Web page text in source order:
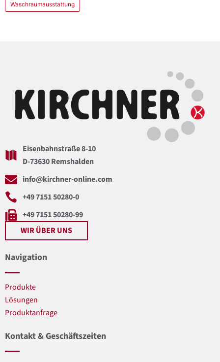
Waschraumausstattung
Eisenbahnstraße 8-10
D-73630 Remshalden
info@kirchner-online.com
+49 7151 50280-0
+49 7151 50280-99
WIR ÜBER UNS
Navigation
Produkte
Lösungen
Produktanfrage
Kontakt & Geschäftszeiten